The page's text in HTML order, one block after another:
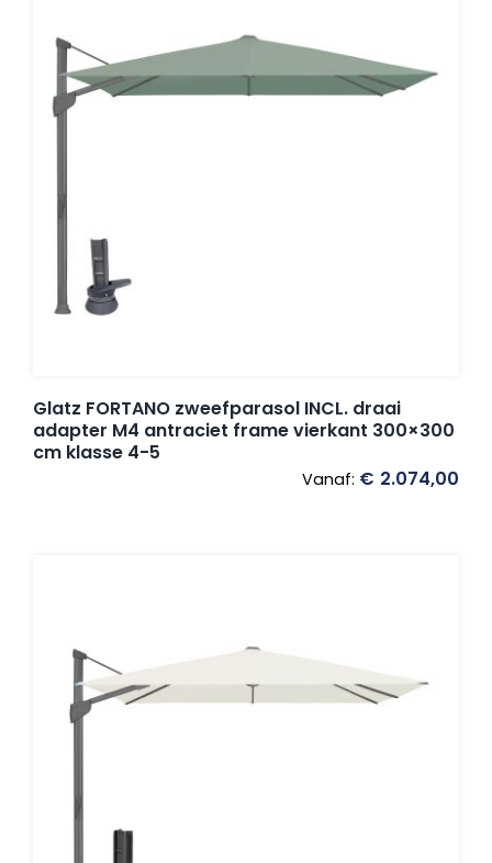
Glatz FORTANO zweefparasol INCL. draai
adapter M4 antraciet frame vierkant 300×300
cm klasse 4-5
Vanaf: € 2.074,00